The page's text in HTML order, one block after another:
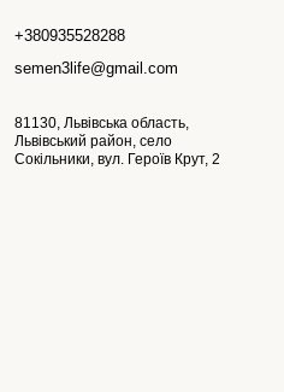
+380935528288
semen3life@gmail.com
81130, Львівська область,
Львівський район, село
Сокільники, вул. Героїв Крут, 2